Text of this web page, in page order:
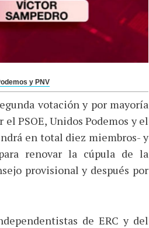
y PNV
votación y por mayoría
PSOE, Unidos Podemos y el
en total diez miembros- y
renovar la cúpula de la
provisional y después por
de ERC y del